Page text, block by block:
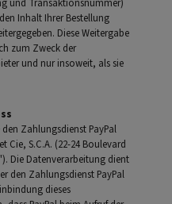
und Transaktionsnummer)
Inhalt Ihrer Bestellung
Diese Weitergabe
zum Zweck der
und nur insoweit, als sie
Zahlungsdienst PayPal
Cie, S.C.A. (22-24 Boulevard
Die Datenverarbeitung dient
den Zahlungsdienst PayPal
dieses